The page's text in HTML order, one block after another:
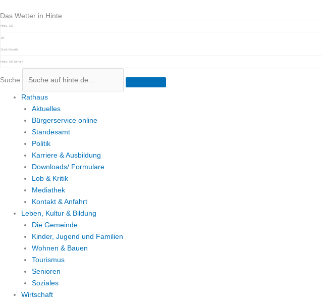
Inhalt
springen
Das Wetter in Hinte
Hinte, DE
15°
Stark Bewölkt
Hinte, DE klima ▸
Suche
Rathaus
Aktuelles
Bürgerservice online
Standesamt
Politik
Karriere & Ausbildung
Downloads/ Formulare
Lob & Kritik
Mediathek
Kontakt & Anfahrt
Leben, Kultur & Bildung
Die Gemeinde
Kinder, Jugend und Familien
Wohnen & Bauen
Tourismus
Senioren
Soziales
Wirtschaft